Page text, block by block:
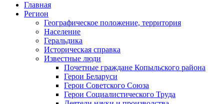
Главная
Регион
Географическое положение, территория
Население
Геральдика
Историческая справка
Известные люди
Почетные граждане Копыльского района
Герои Беларуси
Герои Советского Союза
Герои Социалистического Труда